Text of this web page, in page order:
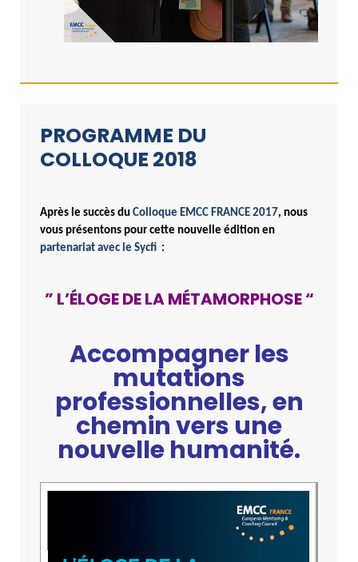
PROGRAMME DU
COLLOQUE 2018
Après le succès du Colloque EMCC FRANCE 2017, nous
vous présentons pour cette nouvelle édition en
partenariat avec le Sycfi :
” L’ÉLOGE DE LA MÉTAMORPHOSE “
Accompagner les
mutations
professionnelles, en
chemin vers une
nouvelle humanité.